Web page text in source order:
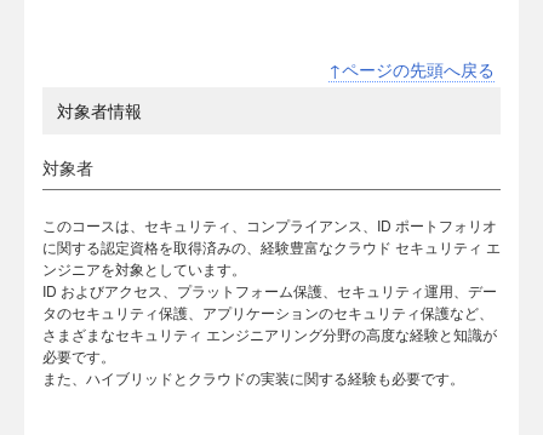
↑ページの先頭へ戻る
対象者情報
対象者
このコースは、セキュリティ、コンプライアンス、ID ポートフォリオ
に関する認定資格を取得済みの、経験豊富なクラウド セキュリティ エ
ンジニアを対象としています。
ID およびアクセス、プラットフォーム保護、セキュリティ運用、デー
タのセキュリティ保護、アプリケーションのセキュリティ保護など、
さまざまなセキュリティ エンジニアリング分野の高度な経験と知識が
必要です。
また、ハイブリッドとクラウドの実装に関する経験も必要です。